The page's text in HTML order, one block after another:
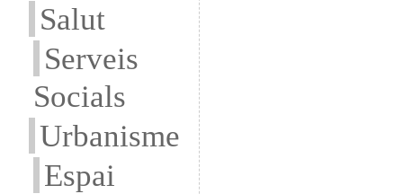
Salut
Serveis
Socials
Urbanisme
Espai